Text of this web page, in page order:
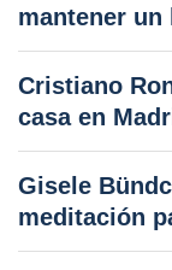
mantener
Cristiano
casa en
Gisele
meditación